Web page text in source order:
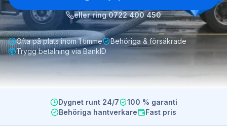
eller ring0722 400 450
Ofta på plats inom 1 timme
Behöriga & försäkrade
Trygg betalning via BankID
Dygnet runt 24/7
100 % garanti
Behöriga hantverkare
Fast pris